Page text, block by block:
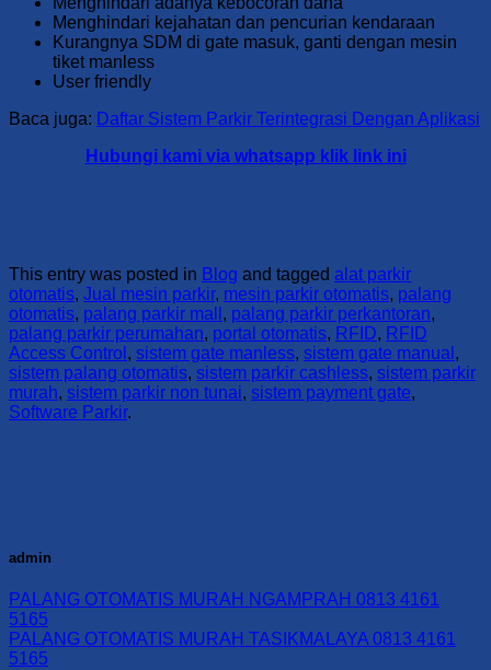
Menghindari kejahatan dan pencurian kendaraan
Kurangnya SDM di gate masuk, ganti dengan mesin
tiket manless
User friendly
Baca juga: Daftar Sistem Parkir Terintegrasi Dengan Aplikasi
Hubungi kami via whatsapp klik link ini
This entry was posted in Blog and tagged alat parkir
otomatis, Jual mesin parkir, mesin parkir otomatis, palang
otomatis, palang parkir mall , palang parkir perkantoran,
palang parkir perumahan, portal otomatis, RFID, RFID
Access Control , sistem gate manless, sistem gate manual ,
sistem palang otomatis, sistem parkir cashless, sistem parkir
murah, sistem parkir non tunai, sistem payment gate,
Software Parkir.
admin
PALANG OTOMATIS MURAH NGAMPRAH 0813 4161
5165
PALANG OTOMATIS MURAH TASIKMALAYA 0813 4161
5165